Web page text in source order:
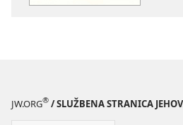
JW.ORG® / SLUŽBENA STRANICA